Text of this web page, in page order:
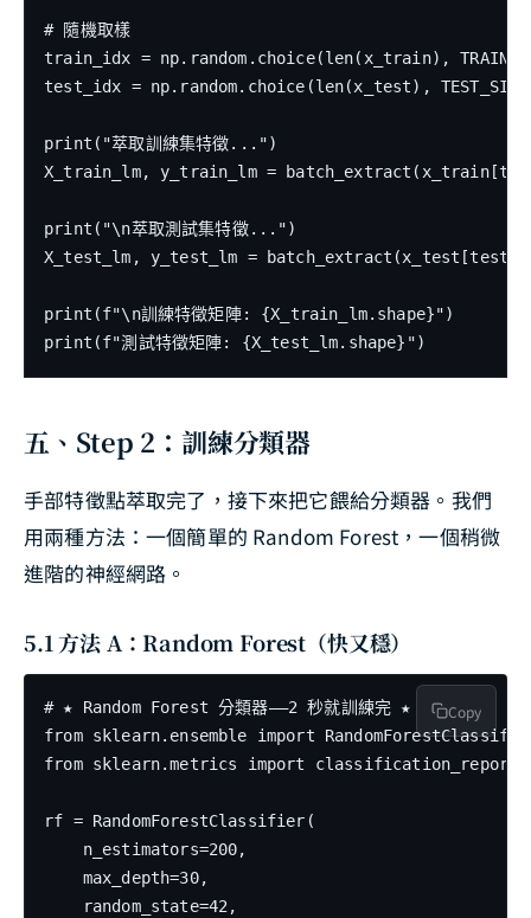
# 隨機取樣
train_idx = np.random.choice(len(x_train),
test_idx = np.random.choice(len(x_test),
print("萃取訓練集特徵...")
X_train_lm, y_train_lm =
print("\n萃取測試集特徵...")
X_test_lm, y_test_lm =
print(f"\n訓練特徵矩陣: {X_train_lm.shape}")
五、Step 2：訓練分類器
手部特徵點萃取完了，接下來把它餵給分類器。我們
用兩種方法：一個簡單的 Random Forest，一個稍微
進階的神經網路。
5.1 方法 A：Random Forest（快又穩）
# ★ Random Forest 分類器——2 秒就訓練完 ★
from sklearn.ensemble import
from sklearn.metrics import classification_report,
rf = RandomForestClassifier(
    n_estimators=200,
    max_depth=30,
    random_state=42,
Copy